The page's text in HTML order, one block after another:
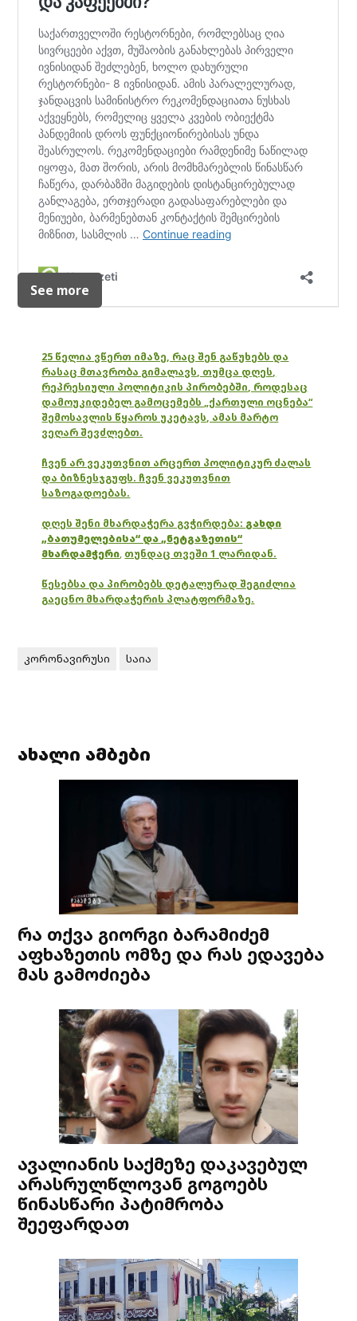
See more
25 წელია ვწერთ იმაზე, რაც შენ გაწუხებს და
რასაც მთავრობა გიმალავს, თუმცა დღეს,
რეპრესიული პოლიტიკის პირობებში, როდესაც
დამოუკიდებელ გამოცემებს „ქართული ოცნება“
შემოსავლის წყაროს უკეტავს, ამას მარტო
ვეღარ შევძლებთ.
ჩვენ არ ვეკუთვნით არცერთ პოლიტიკურ ძალას
და ბიზნესჯგუფს. ჩვენ ვეკუთვნით
საზოგადოებას.
დღეს შენი მხარდაჭერა გვჭირდება: გახდი
„ბათუმელებისა“ და „ნეტგაზეთის“
მხარდამჭერი, თუნდაც თვეში 1 ლარიდან.
წესებსა და პირობებს დეტალურად შეგიძლია
გაეცნო მხარდაჭერის პლატფორმაზე.
კორონავირუსი საია
ახალი ამბები
რა თქვა გიორგი ბარამიძემ
აფხაზეთის ომზე და რას ედავება
მას გამოძიება
ავალიანის საქმეზე დაკავებულ
არასრულწლოვან გოგოებს
წინასწარი პატიმრობა
შეეფარდათ